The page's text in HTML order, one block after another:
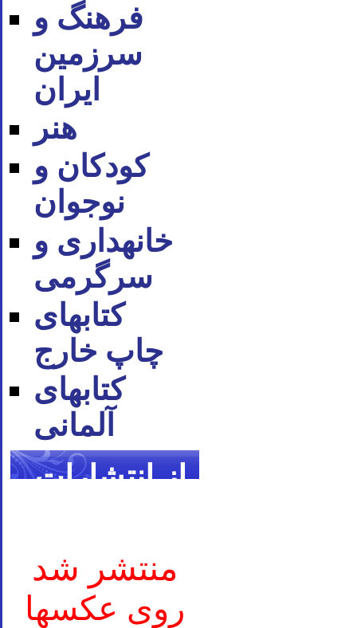
فرهنگ و
سرزمین
ایران
هنر
کودکان و
نوجوان
خانه‪داری و
سرگرمی
کتاب‪های
چاپ خارج
کتاب‪های
آلمانی
از انتشارات
منتشر شد
روی عکسها